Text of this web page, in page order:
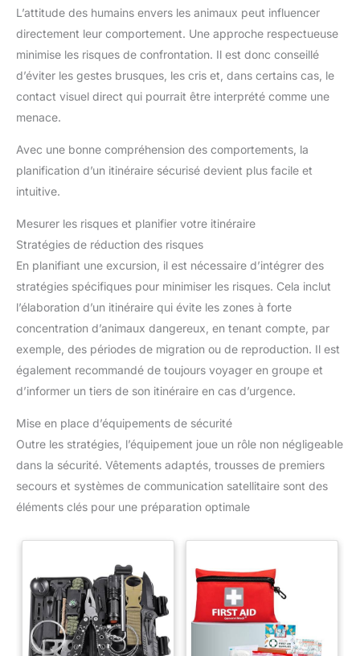
L’attitude des humains envers les animaux peut influencer
directement leur comportement. Une approche respectueuse
minimise les risques de confrontation. Il est donc conseillé
d’éviter les gestes brusques, les cris et, dans certains cas, le
contact visuel direct qui pourrait être interprété comme une
menace.
Avec une bonne compréhension des comportements, la
planification d’un itinéraire sécurisé devient plus facile et
intuitive.
Mesurer les risques et planifier votre itinéraire
Stratégies de réduction des risques
En planifiant une excursion, il est nécessaire d’intégrer des
stratégies spécifiques pour minimiser les risques. Cela inclut
l’élaboration d’un itinéraire qui évite les zones à forte
concentration d’animaux dangereux, en tenant compte, par
exemple, des périodes de migration ou de reproduction. Il est
également recommandé de toujours voyager en groupe et
d’informer un tiers de son itinéraire en cas d’urgence.
Mise en place d’équipements de sécurité
Outre les stratégies, l’équipement joue un rôle non négligeable
dans la sécurité. Vêtements adaptés, trousses de premiers
secours et systèmes de communication satellitaire sont des
éléments clés pour une préparation optimale